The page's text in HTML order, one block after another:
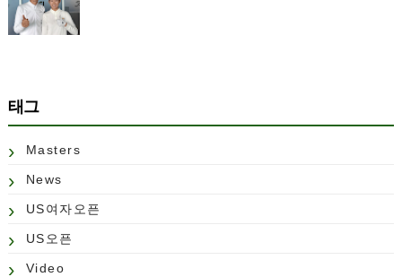
태그
Masters
News
US여자오픈
US오픈
Video